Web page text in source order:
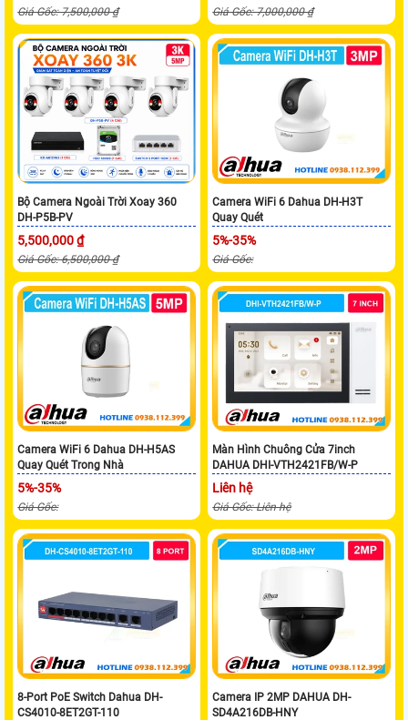
Giá Gốc: 7,500,000 ₫ Giá Gốc: 7,000,000 ₫
Bộ Camera Ngoài Trời Xoay 360
DH-P5B-PV
5,500,000 ₫
Giá Gốc: 6,500,000 ₫
Camera WiFi 6 Dahua DH-H3T
Quay Quét
5%-35%
Giá Gốc:
Camera WiFi 6 Dahua DH-H5AS
Quay Quét Trong Nhà
5%-35%
Giá Gốc:
Màn Hình Chuông Cửa 7inch
DAHUA DHI-VTH2421FB/W-P
Liên hệ
Giá Gốc: Liên hệ
8-Port PoE Switch Dahua DH-
CS4010-8ET2GT-110
Camera IP 2MP DAHUA DH-
SD4A216DB-HNY